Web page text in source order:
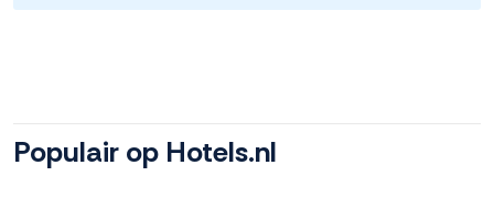
Populair op Hotels.nl